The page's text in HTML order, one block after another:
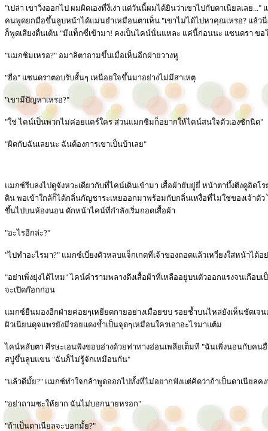
"เปล่า เขาวิ่งออกไป ผมผิดเองที่งี่เง่า แต่วันนี้ผมได้ยินว่าเขาไปกับดาเนียลเลย
คนพูดยกมือขึ้นลูบหน้าได้แม่นยำเหมือนตาเห็น "เขาไม่ได้ไปหาคุณเหรอ? แล้ว
ก็พูดเสียงตื่นเต้น "มีแท็กซี่เข้ามา! คงเป็นไคน์นั่นแหละ แค่นี้ก่อนนะ แซนดรา ข
"แมกซิมเหรอ?" อมาลิตาถามขึ้นเมื่อเห็นอีกฝ่ายวางหู
"ฮื่อ" แซนดราตอบรับสั้นๆ เหนื่อยใจขึ้นมาอย่างไม่มีสาเหตุ
"เขามีปัญหาเหรอ?"
"ใช่ ไคน์เป็นพวกไม่ค่อยแคร์ใคร ส่วนแมกซิมก็อยากให้ไคน์สนใจตัวเองซักนิด"
"ผิดกับฉันเลยนะ ฉันต้องการเขาเป็นบ้าเลย"
แมกซ์รีบลงไปดูจังหวะเดียวกับที่ไคน์เดินเข้ามา เสื้อผ้ายับยู่ยี่ หน้าตาบึ้งตึงดูอิดโ
ดิน พอเข้าใกล้ก็ได้กลิ่นกัญชาระเหยออกมาพร้อมกับกลิ่นเหงื่อที่ไม่ใช่ของเจ้า
ขึ้นไปบนห้องนอน ดักหน้าไคน์ที่กำลังเริ่มถอดเสื้อผ้า
"อะไรอีกล่ะ?"
"ไปทำอะไรมา?" แมกซ์เบี่ยงตัวหลบแจ็กเกตที่เจ้าของถอดแล้วเหวี่ยงใส่หน้าได้อ
"อย่าเพิ่งยุ่งได้ไหม" ไคน์คำรามพลางดึงเสื้อผ้าที่เหลืออยู่บนตัวออกแรงจนเกือบ
จะเปิดก๊อกก่อน
แมกซ์ยืนมองอีกฝ่ายค่อยๆเหยียดกายอย่างเมื่อยขบ รอยช้ำบนไหล่ยังเห็นชัดเจ
ผิวเนียนดุจแพรยังมีรอยแดงช้ำเป็นจุดๆเหมือนใครเอาอะไรมาแต้ม
ไคน์หลับตา ศีรษะเอนพิงขอบอ่างด้วยท่าทางอ่อนเพลียเต็มที "ฉันเพิ่งนอนกับคน
สบู่ขึ้นลูบแขน "ฉันก็ไม่รู้จักเหมือนกัน"
"แล้วดีมั้ย?" แมกซ์ทำใจกล้าพูดออกไปทั้งที่ไม่อยากฟังแต่คิดว่าถ้าเป็นดาเนียล
"อย่าถามซะให้ยาก ฉันไม่บอกนายหรอก"
"ถ้าเป็นดาเนียลจะบอกมั้ย?"